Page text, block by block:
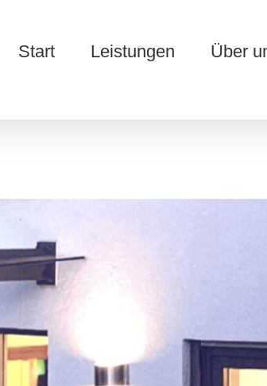
Start Leistungen Über